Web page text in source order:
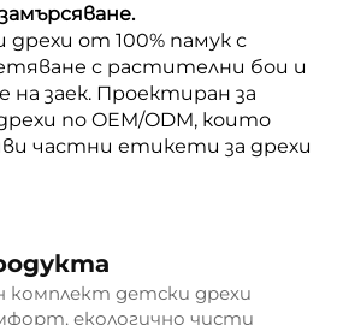
от 100% памук с
с растителни бои и
на заек. Проектиран за
по OEM/ODM, които
частни етикети за дрехи
комплект детски дрехи
екологично чисти